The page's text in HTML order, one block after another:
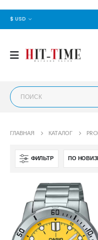
$ USD
ГЛАВНАЯ КАТАЛОГ
ФИЛЬТР